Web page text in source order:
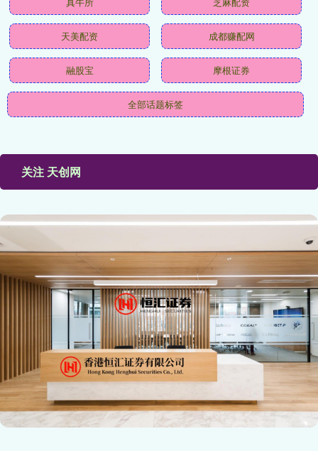
天美配资 成都赚配网
融股宝 摩根证券
全部话题标签
关注 天创网